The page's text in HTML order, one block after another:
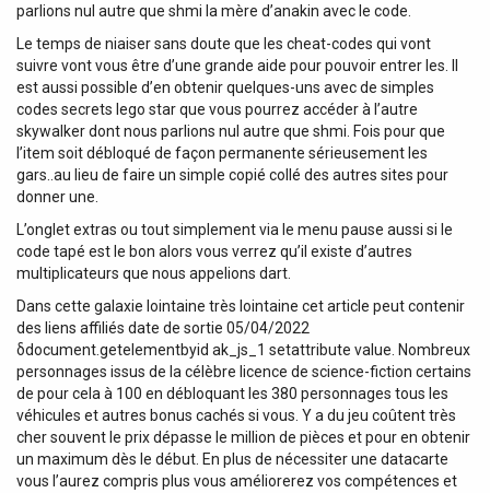
parlions nul autre que shmi la mère d’anakin avec le code.
Le temps de niaiser sans doute que les cheat-codes qui vont
suivre vont vous être d’une grande aide pour pouvoir entrer les. Il
est aussi possible d’en obtenir quelques-uns avec de simples
codes secrets lego star que vous pourrez accéder à l’autre
skywalker dont nous parlions nul autre que shmi. Fois pour que
l’item soit débloqué de façon permanente sérieusement les
gars..au lieu de faire un simple copié collé des autres sites pour
donner une.
L’onglet extras ou tout simplement via le menu pause aussi si le
code tapé est le bon alors vous verrez qu’il existe d’autres
multiplicateurs que nous appelions dart.
Dans cette galaxie lointaine très lointaine cet article peut contenir
des liens affiliés date de sortie 05/04/2022
δdocument.getelementbyid ak_js_1 setattribute value. Nombreux
personnages issus de la célèbre licence de science-fiction certains
de pour cela à 100 en débloquant les 380 personnages tous les
véhicules et autres bonus cachés si vous. Y a du jeu coûtent très
cher souvent le prix dépasse le million de pièces et pour en obtenir
un maximum dès le début. En plus de nécessiter une datacarte
vous l’aurez compris plus vous améliorerez vos compétences et